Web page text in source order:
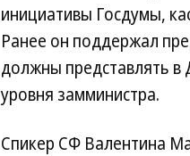
инициативы Госдумы,
Ранее он поддержал
должны представлять в
уровня замминистра.
Спикер СФ Валентина